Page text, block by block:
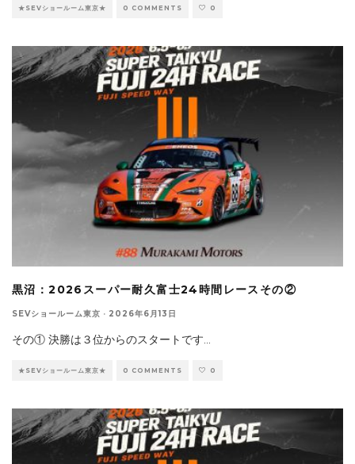
★SEVショールーム東京★ 0 COMMENTS 0
黒沼：2026スーパー耐久富士24時間レースその②
SEVショールーム東京 · 2026年6月13日
その① 決勝は３位からのスタートです
★SEVショールーム東京★ 0 COMMENTS 0